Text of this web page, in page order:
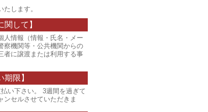
します。
関して】
人情報（情報・氏名・メー
察機関等・公共機関からの
者に譲渡または利用する事
期限】
い下さい。 3週間を過ぎて
ンセルさせていただきま